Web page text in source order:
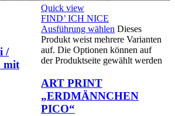
/
mit
Quick view
FIND’ ICH NICE
Ausführung wählen Dieses
Produkt weist mehrere Varianten
auf. Die Optionen können auf
der Produktseite gewählt werden
ART PRINT
„ERDMÄNNCHEN
PICO“